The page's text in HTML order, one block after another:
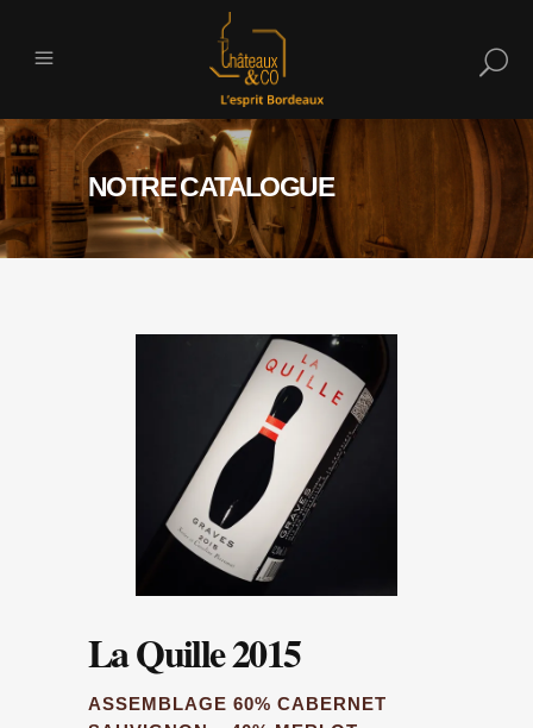
NOTRE CATALOGUE
La Quille 2015
ASSEMBLAGE 60% CABERNET